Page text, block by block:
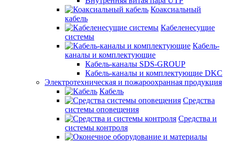
Коаксиальный
кабель
Кабеленесущие
системы
Кабель-
каналы и комплектующие
Кабель-каналы SDS-GROUP
Кабель-каналы и комплектующие DKC
Электротехническая и пожароохранная продукция
Кабель
Средства
системы оповещения
Средства и
системы контроля